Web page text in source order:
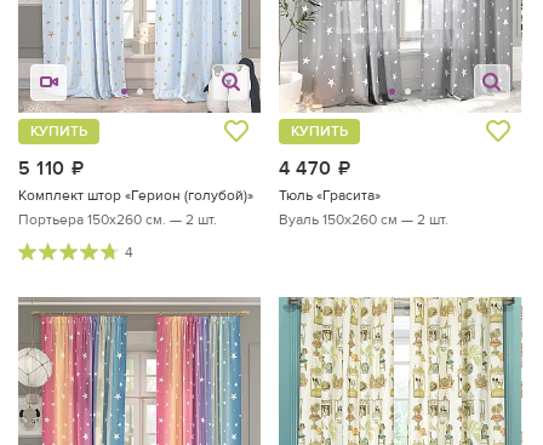
5 110
КУПИТЬ
Комплект штор «Герион (голубой)»
Портьера 150х260 см. — 2 шт.
4
4 470
КУПИТЬ
Тюль «Грасита»
Вуаль 150х260 см — 2 шт.